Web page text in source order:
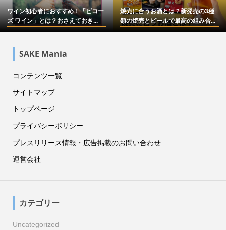
ワイン初心者におすすめ！「ビコー
ズ ワイン」とは？おさえておき...
焼売に合うお酒とは？新発売の3種
類の焼売とビールで最高の組み合...
SAKE Mania
コンテンツ一覧
サイトマップ
トップページ
プライバシーポリシー
プレスリリース情報・広告掲載のお問い合わせ
運営会社
カテゴリー
Uncategorized